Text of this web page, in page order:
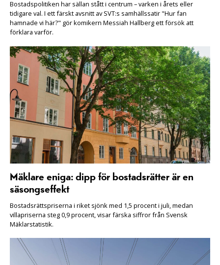
Bostadspolitiken har sällan stått i centrum – varken i årets eller
tidigare val. I ett färskt avsnitt av SVT:s samhällssatir "Hur fan
hamnade vi här?" gör komikern Messiah Hallberg ett försök att
förklara varför.
Mäklare eniga: dipp för bostadsrätter är en
säsongseffekt
Bostadsrättspriserna i riket sjönk med 1,5 procent i juli, medan
villapriserna steg 0,9 procent, visar färska siffror från Svensk
Mäklarstatistik.